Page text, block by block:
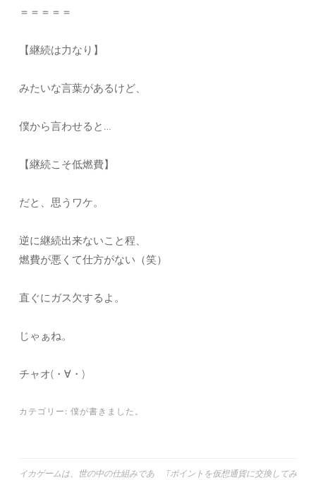
＝＝＝＝＝
【継続は力なり】
みたいな言葉があるけど、
僕から言わせると…
【継続こそ低燃費】
だと、思うワケ。
逆に継続出来ないこと程、
燃費が悪くて仕方がない（笑）
直ぐにガス欠するよ。
じゃぁね。
チャオ(・∀・)
カテゴリー: 僕が書きました。
イカゲームは、世の中の仕組みであ Tポイントを仮想通貨に交換してみ